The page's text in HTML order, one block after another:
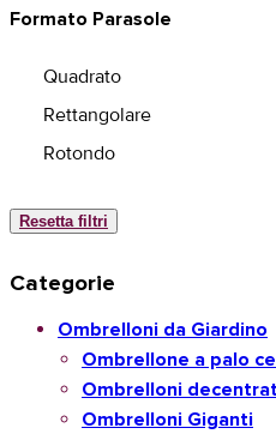
Formato Parasole
Quadrato
Rettangolare
Rotondo
Resetta filtri
Categorie
Ombrelloni da Giardino
Ombrellone a palo
Ombrelloni
Ombrelloni Giganti